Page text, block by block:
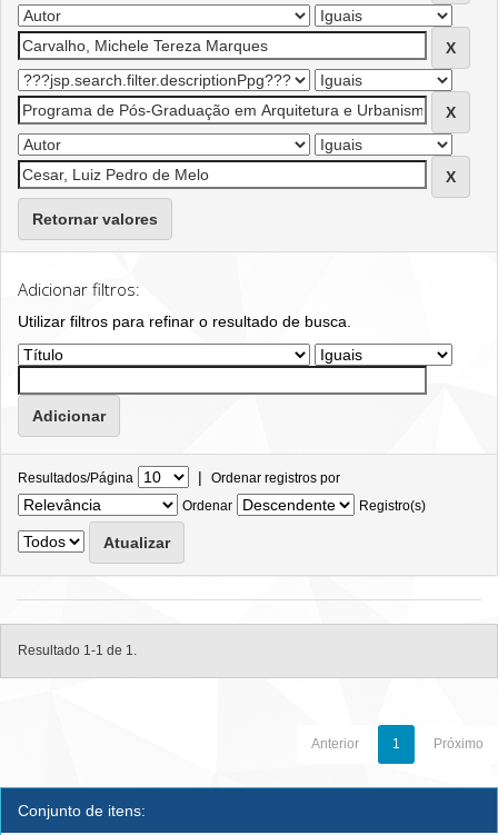
Retornar valores
Adicionar filtros:
Utilizar filtros para refinar o resultado de busca.
Resultados/Página | Ordenar registros por
Ordenar
Registro(s)
Resultado 1-1 de 1.
Anterior 1 Próximo
Conjunto de itens: